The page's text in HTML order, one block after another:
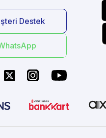
Destek